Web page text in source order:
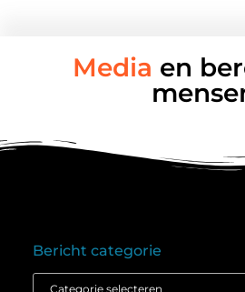
Media en
Bericht categorie